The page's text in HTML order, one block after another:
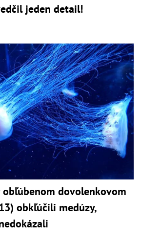
jeden detail!
dovolenkovom
obkľúčili medúzy,